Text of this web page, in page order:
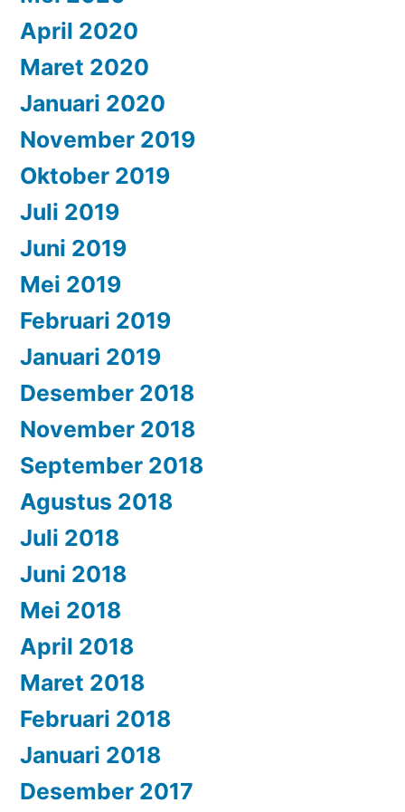
April 2020
Maret 2020
Januari 2020
November 2019
Oktober 2019
Juli 2019
Juni 2019
Mei 2019
Februari 2019
Januari 2019
Desember 2018
November 2018
September 2018
Agustus 2018
Juli 2018
Juni 2018
Mei 2018
April 2018
Maret 2018
Februari 2018
Januari 2018
Desember 2017